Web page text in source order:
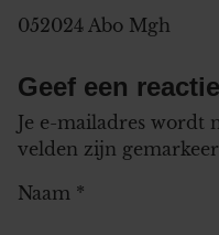
052024 Abo Mgh
Geef een reactie
Je e-mailadres wordt
velden zijn
Naam *